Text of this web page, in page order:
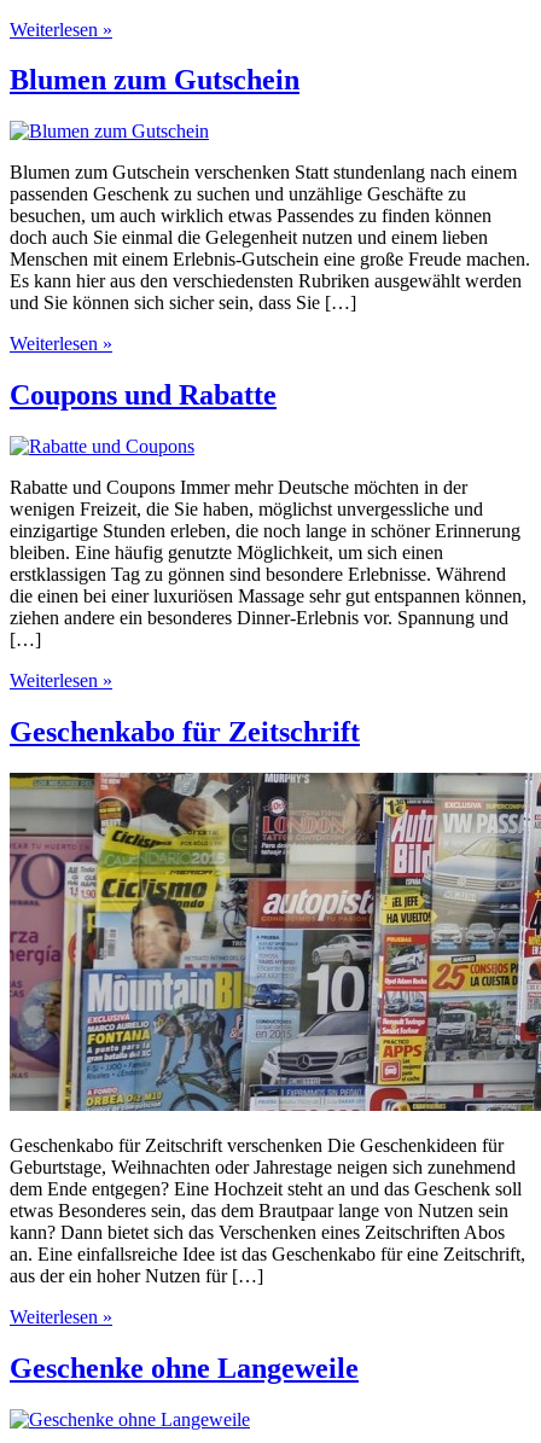
Weiterlesen »
Blumen zum Gutschein
Blumen zum Gutschein verschenken Statt stundenlang nach einem
passenden Geschenk zu suchen und unzählige Geschäfte zu
besuchen, um auch wirklich etwas Passendes zu finden können
doch auch Sie einmal die Gelegenheit nutzen und einem lieben
Menschen mit einem Erlebnis-Gutschein eine große Freude machen.
Es kann hier aus den verschiedensten Rubriken ausgewählt werden
und Sie können sich sicher sein, dass Sie […]
Weiterlesen »
Coupons und Rabatte
Rabatte und Coupons Immer mehr Deutsche möchten in der
wenigen Freizeit, die Sie haben, möglichst unvergessliche und
einzigartige Stunden erleben, die noch lange in schöner Erinnerung
bleiben. Eine häufig genutzte Möglichkeit, um sich einen
erstklassigen Tag zu gönnen sind besondere Erlebnisse. Während
die einen bei einer luxuriösen Massage sehr gut entspannen können,
ziehen andere ein besonderes Dinner-Erlebnis vor. Spannung und
[…]
Weiterlesen »
Geschenkabo für Zeitschrift
Geschenkabo für Zeitschrift verschenken Die Geschenkideen für
Geburtstage, Weihnachten oder Jahrestage neigen sich zunehmend
dem Ende entgegen? Eine Hochzeit steht an und das Geschenk soll
etwas Besonderes sein, das dem Brautpaar lange von Nutzen sein
kann? Dann bietet sich das Verschenken eines Zeitschriften Abos
an. Eine einfallsreiche Idee ist das Geschenkabo für eine Zeitschrift,
aus der ein hoher Nutzen für […]
Weiterlesen »
Geschenke ohne Langeweile